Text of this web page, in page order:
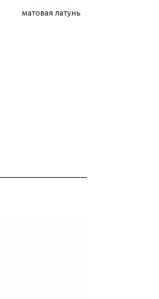
матовая латунь